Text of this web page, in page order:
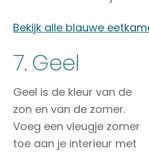
Bekijk alle blauwe
7. Geel
Geel is de kleur van de
zon en van de zomer.
Voeg een vleugje zomer
toe aan je interieur met